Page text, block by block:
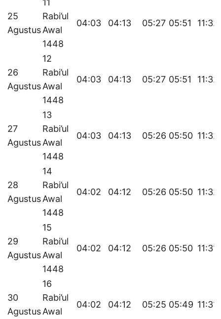
25
Agustus
11
Rabi’ul
Awal
1448
04:03 04:13 05:27 05:51 11:32
26
Agustus
12
Rabi’ul
Awal
1448
04:03 04:13 05:27 05:51 11:32
27
Agustus
13
Rabi’ul
Awal
1448
04:03 04:13 05:26 05:50 11:32
28
Agustus
14
Rabi’ul
Awal
1448
04:02 04:12 05:26 05:50 11:32
29
Agustus
15
Rabi’ul
Awal
1448
04:02 04:12 05:26 05:50 11:31
30
Agustus
16
Rabi’ul
Awal
04:02 04:12 05:25 05:49 11:31